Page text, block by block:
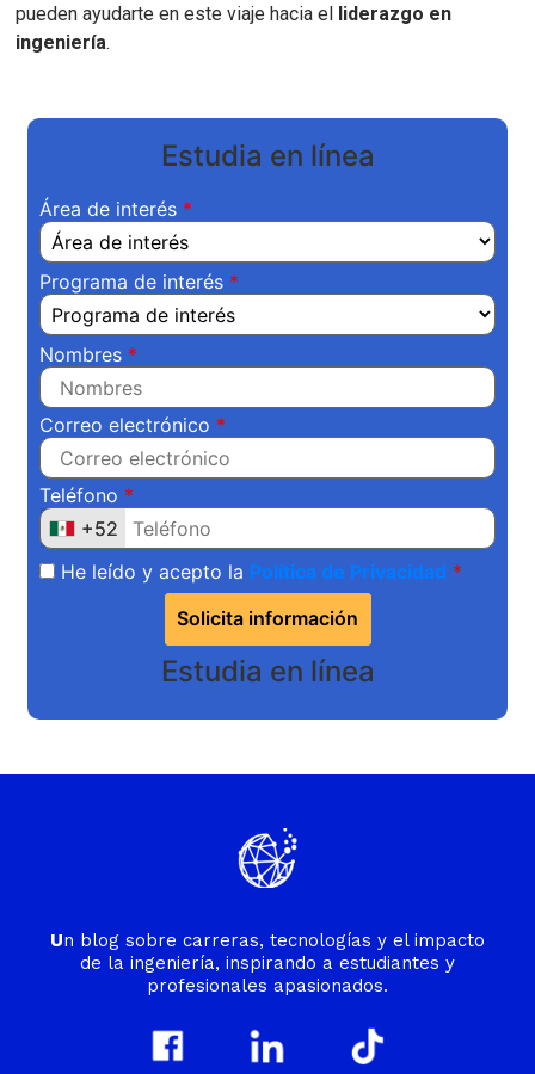
pueden ayudarte en este viaje hacia el liderazgo en
ingeniería.
Estudia en línea
Área de interés
Programa de interés
Nombres
Correo electrónico
Teléfono
+52
+52
He leído y acepto la Política de Privacidad
Solicita información
Estudia en línea
Un blog sobre carreras, tecnologías y el impacto
de la ingeniería, inspirando a estudiantes y
profesionales apasionados.